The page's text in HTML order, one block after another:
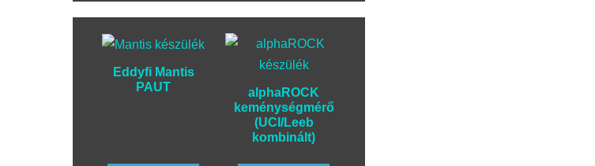
Eddyfi Mantis
PAUT
alphaROCK
keménységmérő
(UCI/Leeb
kombinált)